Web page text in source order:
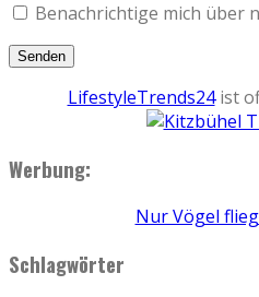
Benachrichtige mich über
LifestyleTrends24ist
Werbung:
Nur Vögel
Schlagwörter